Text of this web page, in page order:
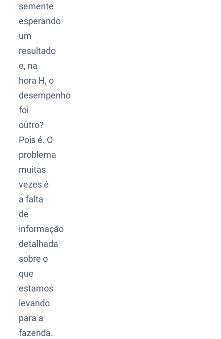
semente
esperando
um
resultado
e, na
hora H, o
desempenho
foi
outro?
Pois é. O
problema
muitas
vezes é
a falta
de
informação
detalhada
sobre o
que
estamos
levando
para a
fazenda.